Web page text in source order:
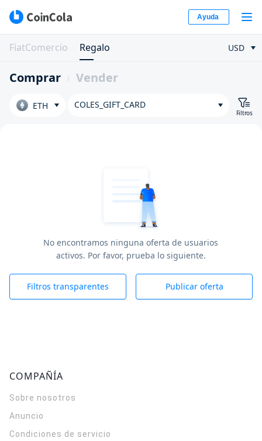
Ayuda
FiatComercio Regalo USD
Comprar Vender
ETH COLES_GIFT_CARD
Filtros
No encontramos ninguna oferta de usuarios
activos. Por favor, prueba lo siguiente.
Filtros transparentes Publicar oferta
COMPAÑÍA
Sobre nosotros
Anuncio
Condiciones de servicio